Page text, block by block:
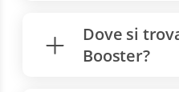
Dove si
Booster?